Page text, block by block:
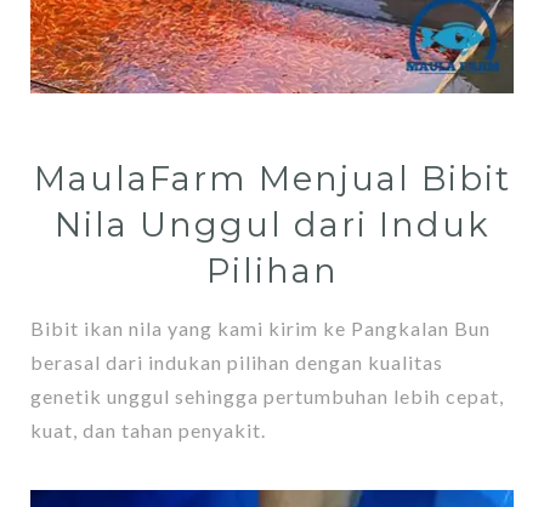
MaulaFarm Menjual Bibit
Nila Unggul dari Induk
Pilihan
Bibit ikan nila yang kami kirim ke Pangkalan Bun
berasal dari indukan pilihan dengan kualitas
genetik unggul sehingga pertumbuhan lebih cepat,
kuat, dan tahan penyakit.